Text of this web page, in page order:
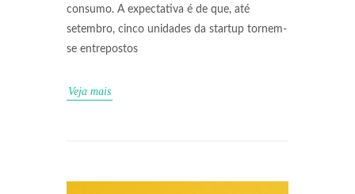
consumo. A expectativa é de que, até
setembro, cinco unidades da startup tornem-
se entrepostos
Veja mais